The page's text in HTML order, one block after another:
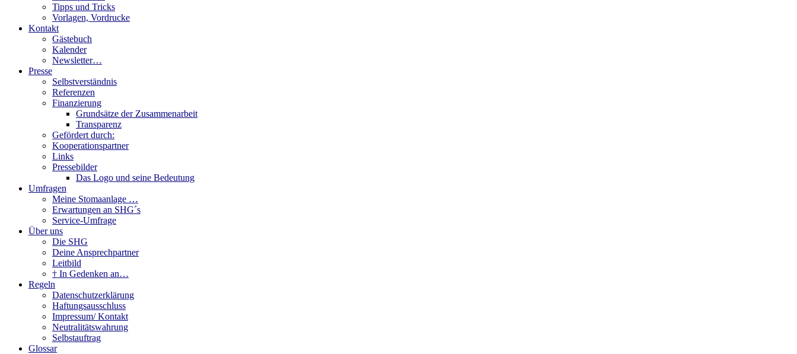
Tipps und Tricks
Vorlagen, Vordrucke
Kontakt
Gästebuch
Kalender
Newsletter…
Presse
Selbstverständnis
Referenzen
Finanzierung
Grundsätze der Zusammenarbeit
Transparenz
Gefördert durch:
Kooperationspartner
Links
Pressebilder
Das Logo und seine Bedeutung
Umfragen
Meine Stomaanlage …
Erwartungen an SHG´s
Service-Umfrage
Über uns
Die SHG
Deine Ansprechpartner
Leitbild
† In Gedenken an…
Regeln
Datenschutzerklärung
Haftungsausschluss
Impressum/ Kontakt
Neutralitätswahrung
Selbstauftrag
Glossar